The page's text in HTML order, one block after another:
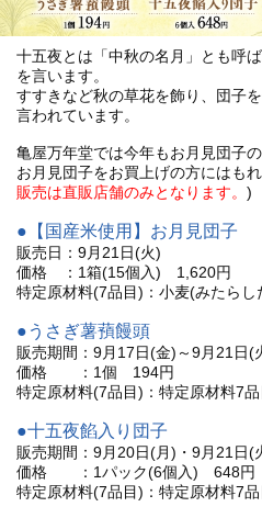
十五夜とは「中秋の名月」とも呼
を言います。
すすきなど秋の草花を飾り、団子
言われています。
亀屋万年堂では今年もお月見団子
お月見団子をお買上げの方にはも
販売は直販店舗のみとなります。 )
●【国産米使用】お月見団子
販売日：9月21日(火)
価格 ：1箱(15個入) 1,620円
特定原材料(7品目)：小麦(みたらし
●うさぎ薯蕷饅頭
販売期間：9月17日(金)～9月21日(
価格 ：1個 194円
特定原材料(7品目)：特定原材料7
●十五夜餡入り団子
販売期間：9月20日(月)・9月21日(
価格 ：1パック(6個入) 648円
特定原材料(7品目)：特定原材料7